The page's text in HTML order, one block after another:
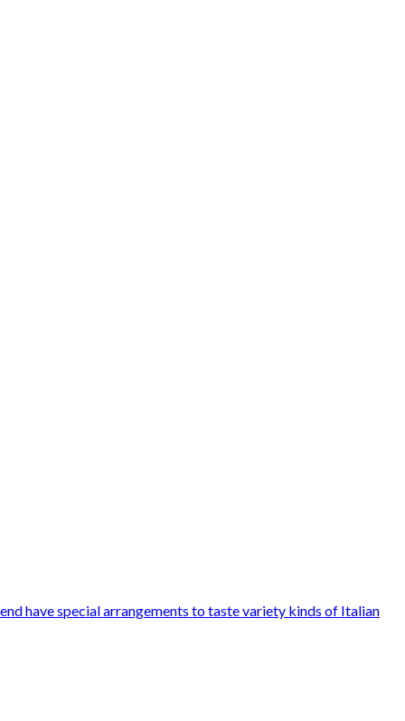
have special arrangements to taste variety kinds of Italian